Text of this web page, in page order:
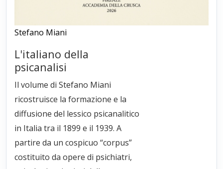
Stefano Miani
L'italiano della
psicanalisi
Il volume di Stefano Miani
ricostruisce la formazione e la
diffusione del lessico psicanalitico
in Italia tra il 1899 e il 1939. A
partire da un cospicuo “corpus”
costituito da opere di psichiatri,